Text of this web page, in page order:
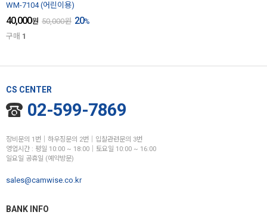
WM-7104 (어린이용)
40,000원 50,000원 20%
구매 1
CS CENTER
02-599-7869
장비문의 1번│하우징문의 2번│입찰관련문의 3번
영업시간 : 평일 10:00 ~ 18:00│토요일 10:00 ~ 16:00
일요일 공휴일 (예약방문)
sales@camwise.co.kr
BANK INFO